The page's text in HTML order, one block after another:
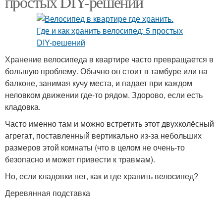
Хранение велосипеда в квартире часто превращается в
большую проблему. Обычно он стоит в тамбуре или на
балконе, занимая кучу места, и падает при каждом
неловком движении где-то рядом. Здорово, если есть
кладовка.
Часто именно там и можно встретить этот двухколёсный
агрегат, поставленный вертикально из-за небольших
размеров этой комнаты (что в целом не очень-то
безопасно и может привести к травмам).
Но, если кладовки нет, как и где хранить велосипед?
Деревянная подставка